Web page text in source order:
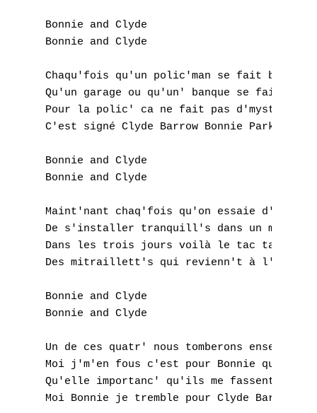
Bonnie and Clyde
Bonnie and Clyde
Chaqu'fois qu'un polic'man se fait buter
Qu'un garage ou qu'un' banque se fait
Pour la polic' ca ne fait pas d'myster
C'est signé Clyde Barrow Bonnie Parker
Bonnie and Clyde
Bonnie and Clyde
Maint'nant chaq'fois qu'on essaie d'se
De s'installer tranquill's dans un meublé
Dans les trois jours voilà le tac tac tac
Des mitraillett's qui revienn't à
Bonnie and Clyde
Bonnie and Clyde
Un de ces quatr' nous tomberons ensemble
Moi j'm'en fous c'est pour Bonnie que je
Qu'elle importanc' qu'ils me fassent la
Moi Bonnie je tremble pour Clyde Barrow
N
O
R
S
T
W
X